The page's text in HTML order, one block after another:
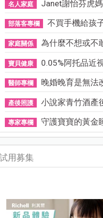
名人家庭 Janet謝怡芬虎媽模
部落客專欄 不買手機給孩子
家庭關係 為什麼不想或不敢
寶貝健康 0.05%阿托品近視
醫師專欄 晚婚晚育是無法
產後照護 小說家青竹酒產
專家專欄 守護寶寶的黃金
用募集